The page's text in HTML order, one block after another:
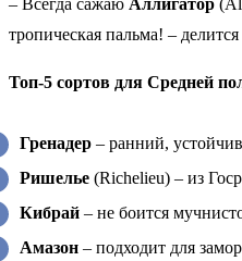
– Всегда сажаю Аллигатор
тропическая пальма! –
Топ-5 сортов для Средней
Гренадер – ранний,
Ришелье (Richelieu) – из
Кибрай – не боится
Амазон – подходит для